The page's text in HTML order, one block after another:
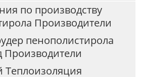
по производству
Производители
пенополистирола
Производители
Теплоизоляция